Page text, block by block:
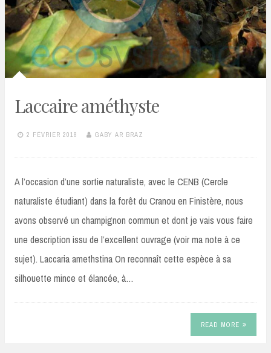
Laccaire améthyste
2 FÉVRIER 2018 GABY AR BRAZ
A l’occasion d’une sortie naturaliste, avec le CENB (Cercle
naturaliste étudiant) dans la forêt du Cranou en Finistère, nous
avons observé un champignon commun et dont je vais vous faire
une description issu de l’excellent ouvrage (voir ma note à ce
sujet). Laccaria amethstina On reconnaît cette espèce à sa
silhouette mince et élancée, à…
READ MORE